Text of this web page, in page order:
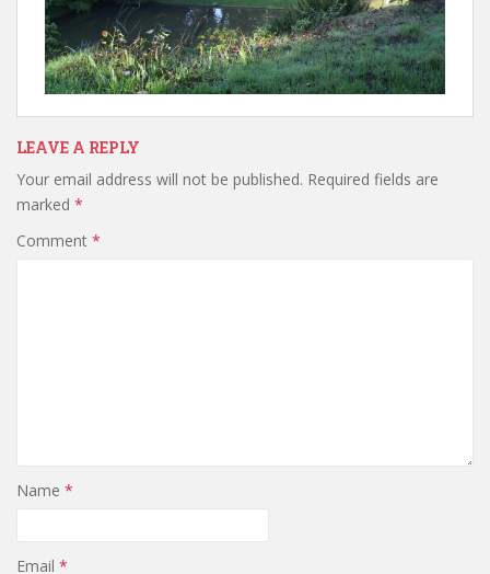
LEAVE A REPLY
Your email address will not be published. Required fields are
marked *
Comment *
Name *
Email *